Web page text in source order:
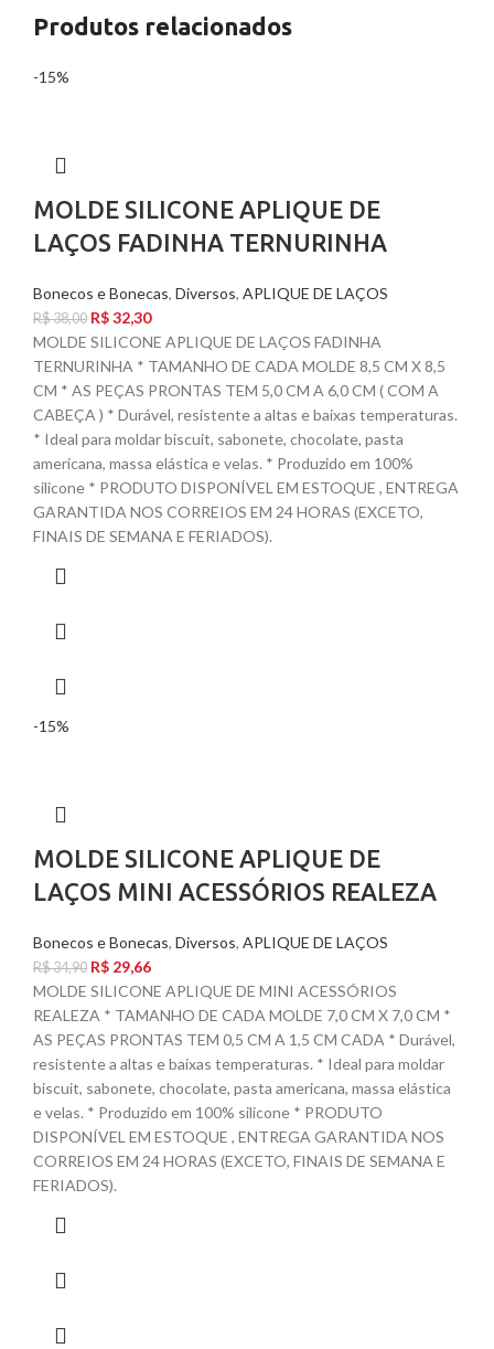
Produtos relacionados
-15%
MOLDE SILICONE APLIQUE DE
LAÇOS FADINHA TERNURINHA
Bonecos e Bonecas, Diversos, APLIQUE DE LAÇOS
R$38,00 R$32,30
MOLDE SILICONE APLIQUE DE LAÇOS FADINHA
TERNURINHA * TAMANHO DE CADA MOLDE 8,5 CM X 8,5
CM * AS PEÇAS PRONTAS TEM 5,0 CM A 6,0 CM ( COM A
CABEÇA ) * Durável, resistente a altas e baixas temperaturas.
* Ideal para moldar biscuit, sabonete, chocolate, pasta
americana, massa elástica e velas. * Produzido em 100%
silicone * PRODUTO DISPONÍVEL EM ESTOQUE , ENTREGA
GARANTIDA NOS CORREIOS EM 24 HORAS (EXCETO,
FINAIS DE SEMANA E FERIADOS).
-15%
MOLDE SILICONE APLIQUE DE
LAÇOS MINI ACESSÓRIOS REALEZA
Bonecos e Bonecas, Diversos, APLIQUE DE LAÇOS
R$34,90 R$ 29,66
MOLDE SILICONE APLIQUE DE MINI ACESSÓRIOS
REALEZA * TAMANHO DE CADA MOLDE 7,0 CM X 7,0 CM *
AS PEÇAS PRONTAS TEM 0,5 CM A 1,5 CM CADA * Durável,
resistente a altas e baixas temperaturas. * Ideal para moldar
biscuit, sabonete, chocolate, pasta americana, massa elástica
e velas. * Produzido em 100% silicone * PRODUTO
DISPONÍVEL EM ESTOQUE , ENTREGA GARANTIDA NOS
CORREIOS EM 24 HORAS (EXCETO, FINAIS DE SEMANA E
FERIADOS).